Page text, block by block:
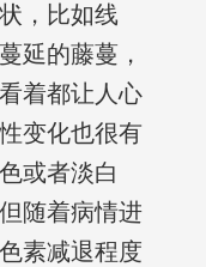
，比如线
延的藤蔓，
着都让人心
变化也很有
或者淡白
随着病情进
素减退程度